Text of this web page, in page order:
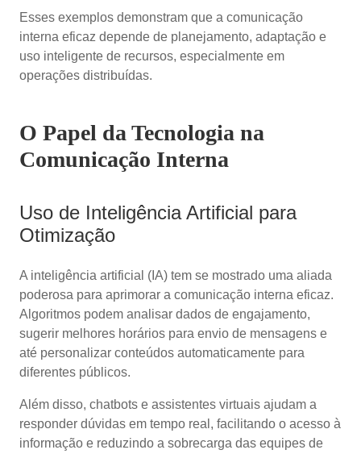
Esses exemplos demonstram que a comunicação
interna eficaz depende de planejamento, adaptação e
uso inteligente de recursos, especialmente em
operações distribuídas.
O Papel da Tecnologia na
Comunicação Interna
Uso de Inteligência Artificial para
Otimização
A inteligência artificial (IA) tem se mostrado uma aliada
poderosa para aprimorar a comunicação interna eficaz.
Algoritmos podem analisar dados de engajamento,
sugerir melhores horários para envio de mensagens e
até personalizar conteúdos automaticamente para
diferentes públicos.
Além disso, chatbots e assistentes virtuais ajudam a
responder dúvidas em tempo real, facilitando o acesso à
informação e reduzindo a sobrecarga das equipes de